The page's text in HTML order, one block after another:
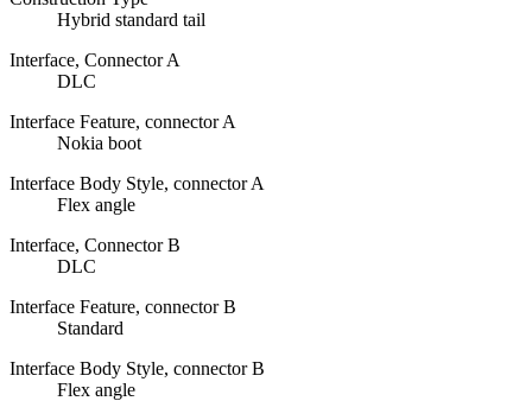
Hybrid standard tail
Interface, Connector A
DLC
Interface Feature, connector A
Nokia boot
Interface Body Style, connector A
Flex angle
Interface, Connector B
DLC
Interface Feature, connector B
Standard
Interface Body Style, connector B
Flex angle